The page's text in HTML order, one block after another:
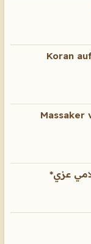
Koran
Massaker
عزي*